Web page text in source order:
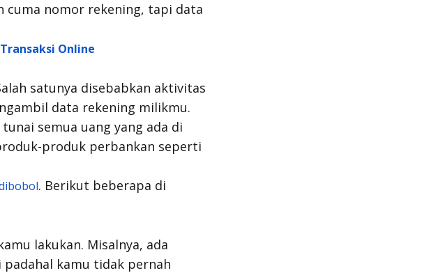
cuma nomor rekening, tapi data
Online
satunya disebabkan aktivitas
data rekening milikmu.
semua uang yang ada di
produk perbankan seperti
. Berikut beberapa di
lakukan. Misalnya, ada
kamu tidak pernah